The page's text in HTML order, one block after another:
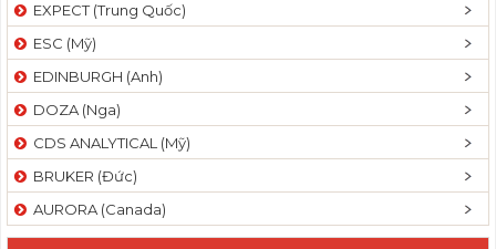
EXPECT (Trung Quốc)
ESC (Mỹ)
EDINBURGH (Anh)
DOZA (Nga)
CDS ANALYTICAL (Mỹ)
BRUKER (Đức)
AURORA (Canada)